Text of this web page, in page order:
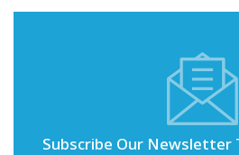
Subscribe Our Newsletter